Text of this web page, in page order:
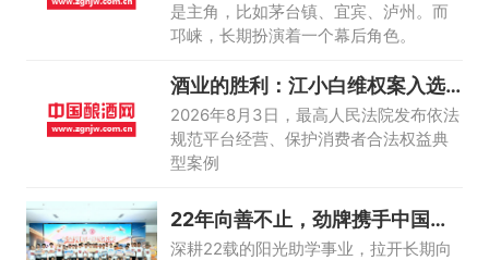
是主角，比如茅台镇、宜宾、泸州。而
邛崃，长期扮演着一个幕后角色。
酒业的胜利：江小白维权案入选
最高法典型案
2026年8月3日，最高人民法院发布依法
规范平台经营、保护消费者合法权益典
型案例
22年向善不止，劲牌携手中国青
少年发展基
深耕22载的阳光助学事业，拉开长期向